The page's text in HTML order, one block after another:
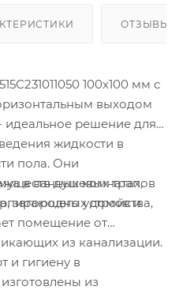
ОТЗЫВЫ
100х100 мм с
выходом
решение для
жидкости в
пола. Они
в ванных комнатах,
загородных домов и
душевых трапов
устройства,
помещение от
из канализации.
и гигиену в
из